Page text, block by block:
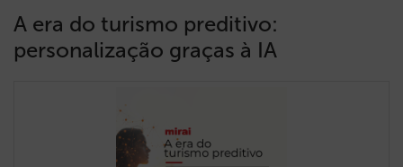
A era do turismo preditivo:
personalização graças à IA